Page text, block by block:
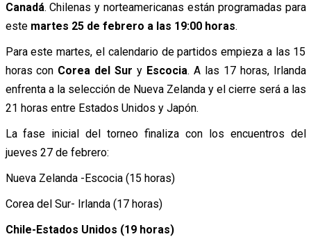
Canadá. Chilenas y norteamericanas están programadas para
este martes 25 de febrero a las 19:00 horas.
Para este martes, el calendario de partidos empieza a las 15
horas con Corea del Sur y Escocia. A las 17 horas, Irlanda
enfrenta a la selección de Nueva Zelanda y el cierre será a las
21 horas entre Estados Unidos y Japón.
La fase inicial del torneo finaliza con los encuentros del
jueves 27 de febrero:
Nueva Zelanda -Escocia (15 horas)
Corea del Sur- Irlanda (17 horas)
Chile-Estados Unidos (19 horas)